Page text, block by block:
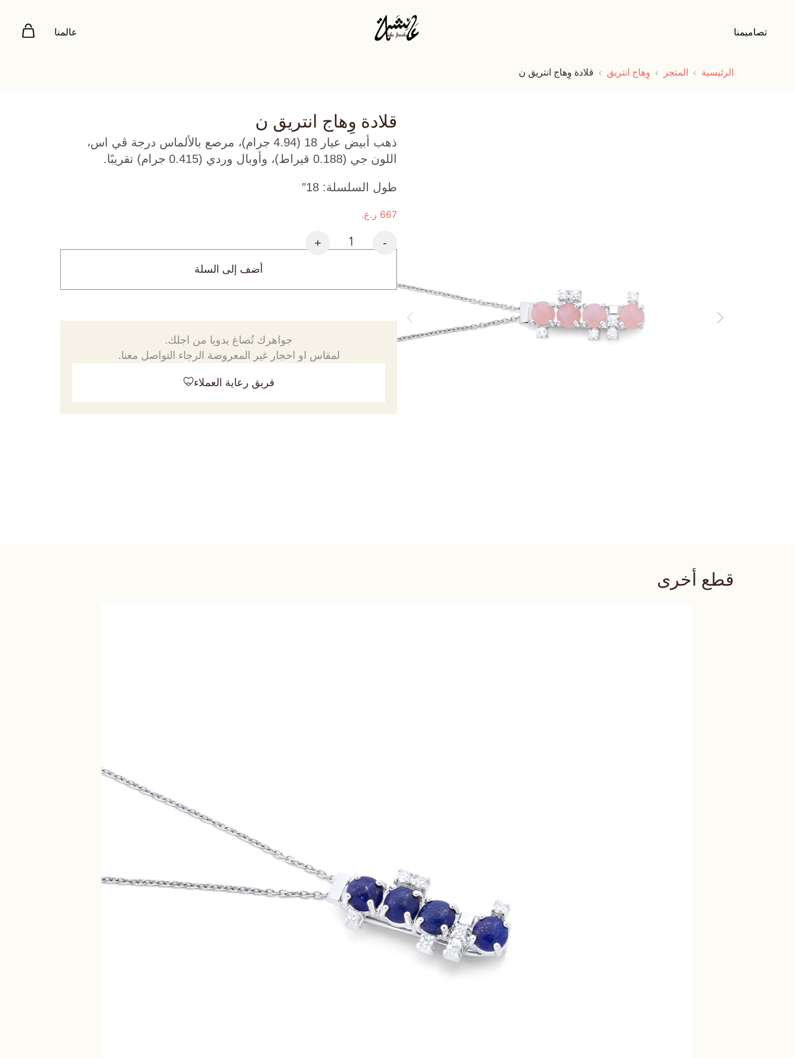
تصاميمنا عالمنا
الرئيسية المتجر وِهاج انتريق قلادة وِهاج انتريق ن
قلادة وِهاج انتريق ن
ذهب أبيض عيار 18 (4.94 جرام)، مرصع بالألماس درجة ڤي اس،
اللون جي (0.188 قيراط)، وأوبال وردي (0.415 جرام) تقريبًا.
طول السلسلة: 18″
667 ر.ع.
-
+
أضف إلى السلة
جواهرك تُصاغ يدويا من اجلك.
لمقاس او احجار غير المعروضة الرجاء التواصل معنا.
فريق رعاية العملاء
قطع أخرى